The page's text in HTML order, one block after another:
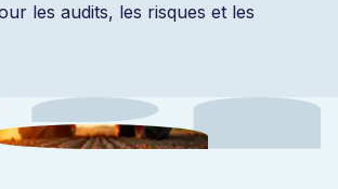
les audits, les risques et les